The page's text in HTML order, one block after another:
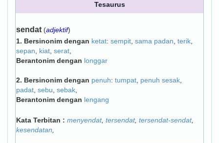
Tesaurus
sendat (adjektif)
1. Bersinonim dengan ketat: sempit sama padan terik
sepan
kiat serat
Berantonim dengan longgar
2. Bersinonim dengan penuh: tumpat penuh sesak
padat sebu sebak
Berantonim dengan lengang
Kata Terbitan : menyendat, tersendat, tersendat-sendat,
kesendatan